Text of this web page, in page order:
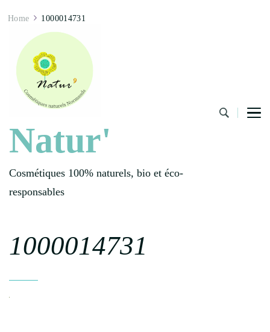
Natur'
Cosmétiques 100% naturels, bio et éco-
responsables
Home 1000014731
1000014731